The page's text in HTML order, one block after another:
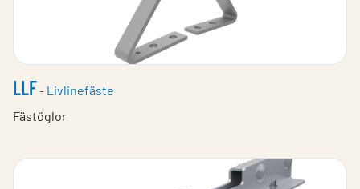
LLF- Livlinefäste
Fästöglor